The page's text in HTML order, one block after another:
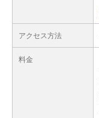
アクセス方法
料金